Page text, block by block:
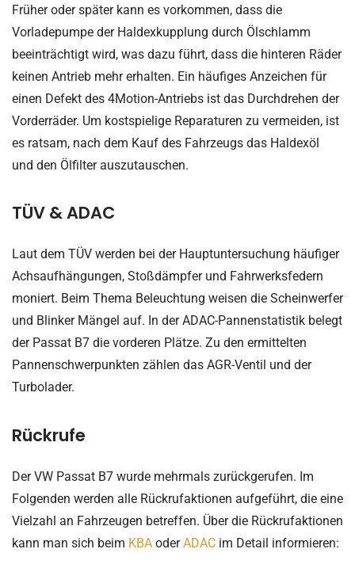
Früher oder später kann es vorkommen, dass die
Vorladepumpe der Haldexkupplung durch Ölschlamm
beeinträchtigt wird, was dazu führt, dass die hinteren Räder
keinen Antrieb mehr erhalten. Ein häufiges Anzeichen für
einen Defekt des 4Motion-Antriebs ist das Durchdrehen der
Vorderräder. Um kostspielige Reparaturen zu vermeiden, ist
es ratsam, nach dem Kauf des Fahrzeugs das Haldexöl
und den Ölfilter auszutauschen.
TÜV & ADAC
Laut dem TÜV werden bei der Hauptuntersuchung häufiger
Achsaufhängungen, Stoßdämpfer und Fahrwerksfedern
moniert. Beim Thema Beleuchtung weisen die Scheinwerfer
und Blinker Mängel auf. In der ADAC-Pannenstatistik belegt
der Passat B7 die vorderen Plätze. Zu den ermittelten
Pannenschwerpunkten zählen das AGR-Ventil und der
Turbolader.
Rückrufe
Der VW Passat B7 wurde mehrmals zurückgerufen. Im
Folgenden werden alle Rückrufaktionen aufgeführt, die eine
Vielzahl an Fahrzeugen betreffen. Über die Rückrufaktionen
kann man sich beim KBA oderADAC im Detail informieren: